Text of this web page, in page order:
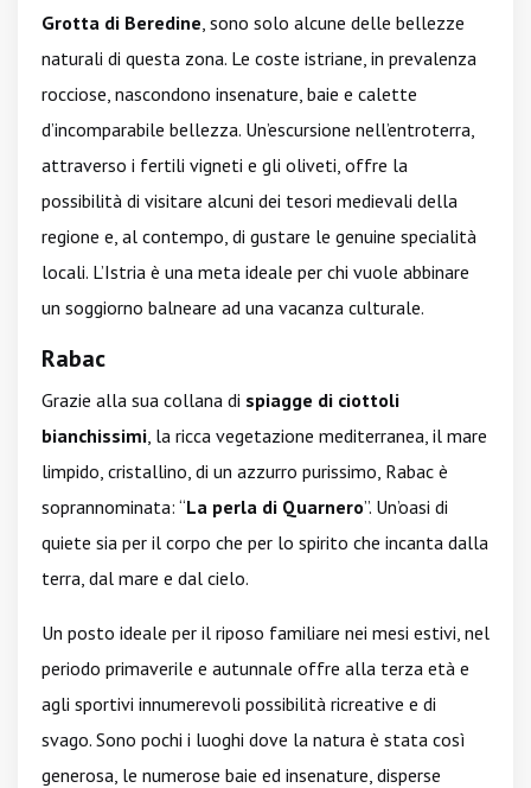
Grotta di Beredine, sono solo alcune delle bellezze
naturali di questa zona. Le coste istriane, in prevalenza
rocciose, nascondono insenature, baie e calette
d’incomparabile bellezza. Un’escursione nell’entroterra,
attraverso i fertili vigneti e gli oliveti, offre la
possibilità di visitare alcuni dei tesori medievali della
regione e, al contempo, di gustare le genuine specialità
locali. L’Istria è una meta ideale per chi vuole abbinare
un soggiorno balneare ad una vacanza culturale.
Rabac
Grazie alla sua collana di spiagge di ciottoli
bianchissimi, la ricca vegetazione mediterranea, il mare
limpido, cristallino, di un azzurro purissimo, Rabac è
soprannominata: “La perla di Quarnero”. Un’oasi di
quiete sia per il corpo che per lo spirito che incanta dalla
terra, dal mare e dal cielo.
Un posto ideale per il riposo familiare nei mesi estivi, nel
periodo primaverile e autunnale offre alla terza età e
agli sportivi innumerevoli possibilità ricreative e di
svago. Sono pochi i luoghi dove la natura è stata così
generosa, le numerose baie ed insenature, disperse